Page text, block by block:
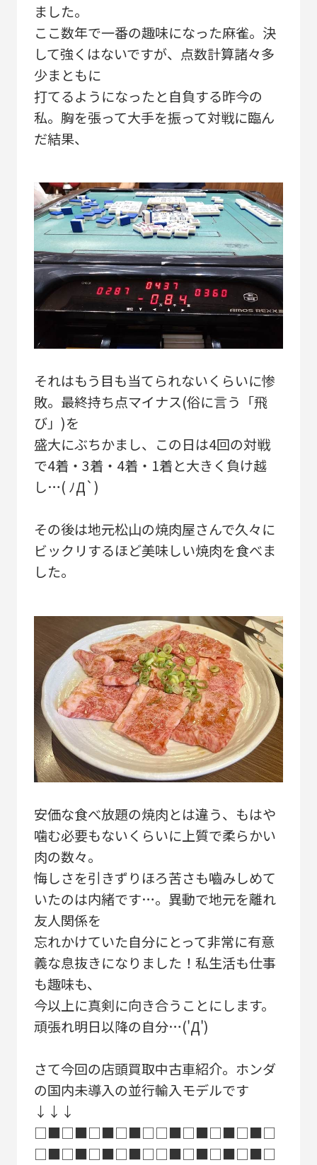
ました。
ここ数年で一番の趣味になった麻雀。決
して強くはないですが、点数計算諸々多
少まともに
打てるようになったと自負する昨今の
私。胸を張って大手を振って対戦に臨ん
だ結果、
それはもう目も当てられないくらいに惨
敗。最終持ち点マイナス(俗に言う「飛
び」)を
盛大にぶちかまし、この日は4回の対戦
で4着・3着・4着・1着と大きく負け越
し…( ﾉД`)
その後は地元松山の焼肉屋さんで久々に
ビックリするほど美味しい焼肉を食べま
した。
安価な食べ放題の焼肉とは違う、もはや
噛む必要もないくらいに上質で柔らかい
肉の数々。
悔しさを引きずりほろ苦さも嚙みしめて
いたのは内緒です…。異動で地元を離れ
友人関係を
忘れかけていた自分にとって非常に有意
義な息抜きになりました！私生活も仕事
も趣味も、
今以上に真剣に向き合うことにします。
頑張れ明日以降の自分…('Д')
さて今回の店頭買取中古車紹介。ホンダ
の国内未導入の並行輸入モデルです
↓↓↓
□■□■□■□■□□■□■□■□■□
□■□■□■□■□□■□■□■□■□